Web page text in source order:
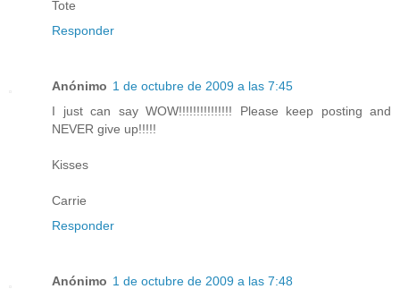
Tote
Responder
Anónimo 1 de octubre de 2009 a las 7:45
I just can say WOW!!!!!!!!!!!!!!! Please keep posting and
NEVER give up!!!!!
Kisses
Carrie
Responder
Anónimo 1 de octubre de 2009 a las 7:48